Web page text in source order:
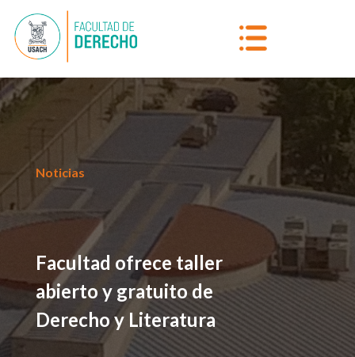
Noticias
Facultad ofrece taller
abierto y gratuito de
Derecho y Literatura